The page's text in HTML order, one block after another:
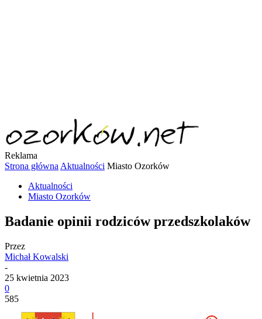
Reklama
Strona główna Aktualności Miasto Ozorków
Aktualności
Miasto Ozorków
Badanie opinii rodziców przedszkolaków
Przez
Michał Kowalski
-
25 kwietnia 2023
0
585